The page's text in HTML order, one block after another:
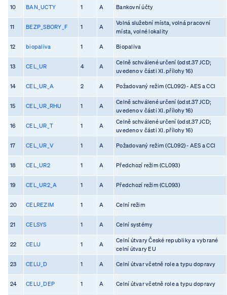
10 BAN_UCTY 1 A Bankovní účty
11 BEZP_SBORY_F 1 A
Volná služební místa, volná pracovní
místa, volné lokality
12 biopaliva 1 A Biopaliva
13 CEL_UR 4 A
Celně schválené určení (odst.37 JCD;
uvedeno v části XI. přílohy 16)
14 CEL_UR_A 2 A Požadovaný režim (CL092) - AES a CCI
15 CEL_UR_RHU 1 A
Celně schválené určení (odst.37 JCD;
uvedeno v části XI. přílohy 16)
16 CEL_UR_T 1 A
Celně schválené určení (odst.37 JCD;
uvedeno v části XI. přílohy 16)
17 CEL_UR_V 1 A Požadovaný režim (CL092) - AES a CCI
18 CEL_UR2 1 A Předchozí režim (CL093)
19 CEL_UR2_A 1 A Předchozí režim (CL093)
20 CELREZIM 1 A Celní režim
21 CELSYS 1 A Celní systémy
22 CELU 1 A
Celní útvary České republiky a vybrané
celní útvary EU
23 CELU_D 1 A Celní útvar včetně role a typu dopravy
24 CELU_DEP 1 A Celní útvar včetně role a typu dopravy